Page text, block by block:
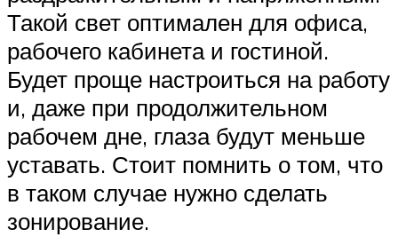
Такой свет оптимален для офиса,
рабочего кабинета и гостиной.
Будет проще настроиться на работу
и, даже при продолжительном
рабочем дне, глаза будут меньше
уставать. Стоит помнить о том, что
в таком случае нужно сделать
зонирование.